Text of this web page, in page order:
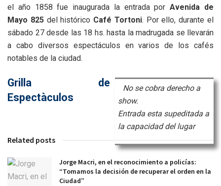
el año 1858 fue inaugurada la entrada porAvenida de
Mayo 825del histórico Café Tortoni. Por ello, durante el
sábado 27 desde las 18 hs. hasta la madrugada se llevarán
a cabo diversos espectáculos en varios de los cafés
notables de la ciudad.
No se cobra derecho a
show.
Entrada esta supeditada a
la capacidad del lugar
Grilla de
Espectàculos
Related posts
Jorge Macri, en el reconocimiento a policías:
“Tomamos la decisión de recuperar el orden en la
Ciudad”